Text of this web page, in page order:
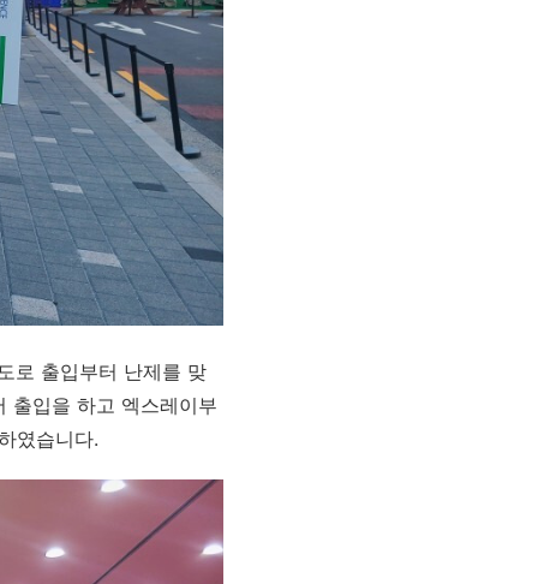
로 출입부터 난제를 맞
출입을 하고 엑스레이부
였습니다.